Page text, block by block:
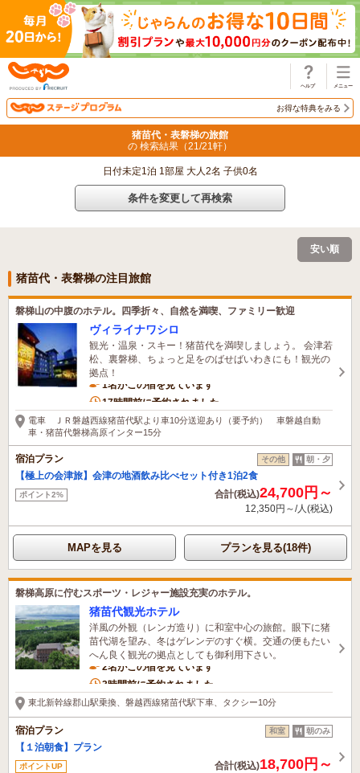
お得な特典をみる
猪苗代・表磐梯の旅館
の 検索結果（21 /21 軒）
日付未定1泊 1部屋 大人2名 子供0名
条件を変更して再検索
安い順
猪苗代・表磐梯の注目旅館
磐梯山の中腹のホテル。四季折々、自然を満喫、ファミリー歓迎
ヴィライナワシロ
観光・温泉・スキー！猪苗代を満喫しましょう。 会津若
松、裏磐梯、ちょっと足をのばせばいわきにも！観光の
拠点！
1名がこの宿を見ています
17時間前に予約されました
電車 ＪＲ磐越西線猪苗代駅より車10分送迎あり（要予約） 車磐越自動
車・猪苗代磐梯高原インター15分
宿泊プラン その他 朝・夕
【極上の会津旅】会津の地酒飲み比べセット付き1泊2食
ポイント2% 合計(税込)24,700円～
12,350円～/人(税込)
MAPを見る プランを見る(18件)
磐梯高原に佇むスポーツ・レジャー施設充実のホテル。
猪苗代観光ホテル
洋風の外観（レンガ造り）に和室中心の旅館。眼下に猪
苗代湖を望み、冬はゲレンデのすぐ横。交通の便もたい
へん良く観光の拠点としても御利用下さい。
2名がこの宿を見ています
3時間前に予約されました
東北新幹線郡山駅乗換、磐越西線猪苗代駅下車、タクシー10分
宿泊プラン 和室 朝のみ
【１泊朝食】プラン
ポイントUP 合計(税込)18,700円～